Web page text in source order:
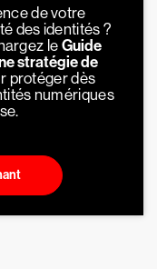
de votre
des identités ?
le Guide
stratégie de
protéger dès
numériques